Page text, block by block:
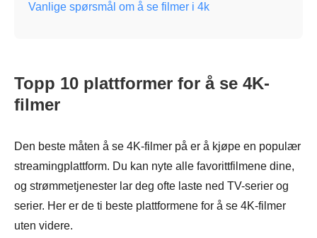
Vanlige spørsmål om å se filmer i 4k
Topp 10 plattformer for å se 4K-
filmer
Den beste måten å se 4K-filmer på er å kjøpe en populær
streamingplattform. Du kan nyte alle favorittfilmene dine,
og strømmetjenester lar deg ofte laste ned TV-serier og
serier. Her er de ti beste plattformene for å se 4K-filmer
uten videre.